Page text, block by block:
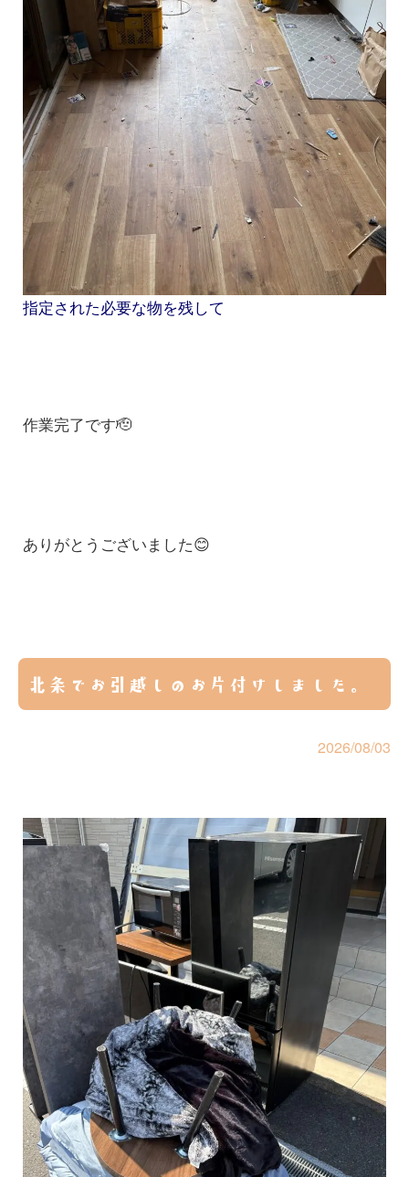
指定された必要な物を残して
作業完了です🫡
ありがとうございました😊
北条でお引越しのお片付けしました。
2026/08/03